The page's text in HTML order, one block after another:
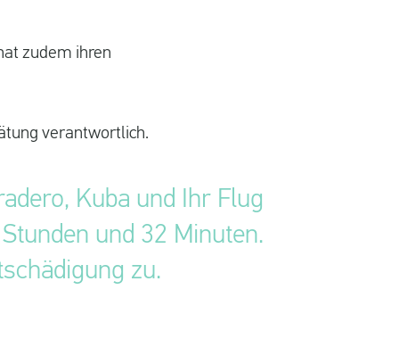
zudem ihren
verantwortlich.
Kuba und Ihr Flug
und 32 Minuten.
zu.